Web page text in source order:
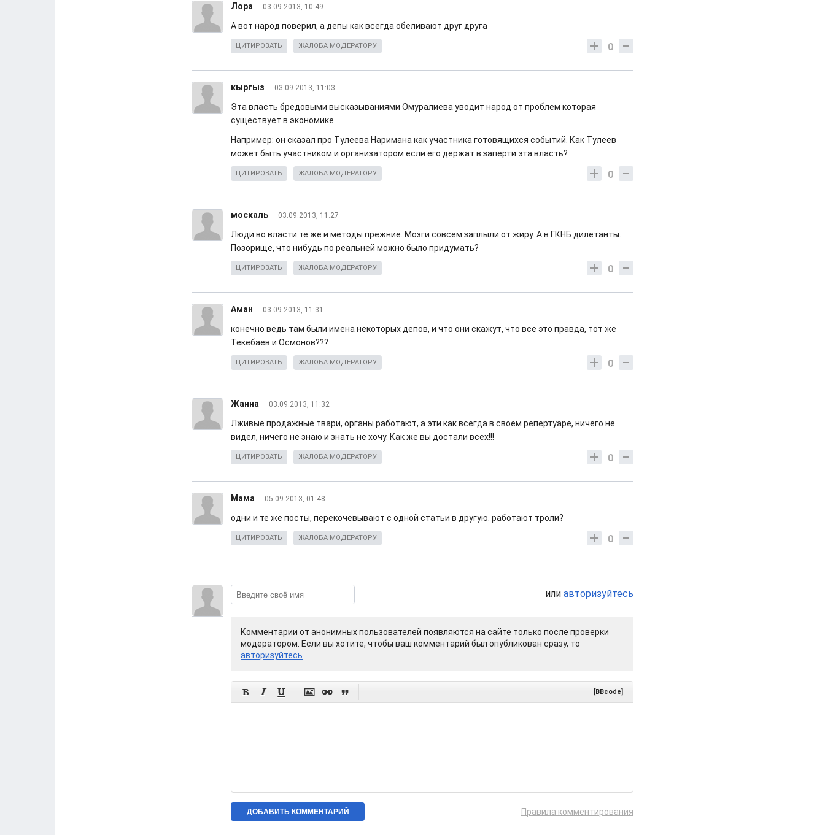
Лора 03.09.2013, 10:49
А вот народ поверил, а депы как всегда обеливают друг друга
0
ЦИТИРОВАТЬ ЖАЛОБА МОДЕРАТОРУ
кыргыз 03.09.2013, 11:03
Эта власть бредовыми высказываниями Омуралиева уводит народ от проблем которая
существует в экономике.
Например: он сказал про Тулеева Наримана как участника готовящихся событий. Как Тулеев
может быть участником и организатором если его держат в заперти эта власть?
0
ЦИТИРОВАТЬ ЖАЛОБА МОДЕРАТОРУ
москаль 03.09.2013, 11:27
Люди во власти те же и методы прежние. Мозги совсем заплыли от жиру. А в ГКНБ дилетанты.
Позорище, что нибудь по реальней можно было придумать?
0
ЦИТИРОВАТЬ ЖАЛОБА МОДЕРАТОРУ
Аман 03.09.2013, 11:31
конечно ведь там были имена некоторых депов, и что они скажут, что все это правда, тот же
Текебаев и Осмонов???
0
ЦИТИРОВАТЬ ЖАЛОБА МОДЕРАТОРУ
Жанна 03.09.2013, 11:32
Лживые продажные твари, органы работают, а эти как всегда в своем репертуаре, ничего не
видел, ничего не знаю и знать не хочу. Как же вы достали всех!!!
0
ЦИТИРОВАТЬ ЖАЛОБА МОДЕРАТОРУ
Мама 05.09.2013, 01:48
одни и те же посты, перекочевывают с одной статьи в другую. работают троли?
0
ЦИТИРОВАТЬ ЖАЛОБА МОДЕРАТОРУ
или авторизуйтесь
Комментарии от анонимных пользователей появляются на сайте только после проверки
модератором. Если вы хотите, чтобы ваш комментарий был опубликован сразу, то
авторизуйтесь
      [BBcode]
Правила комментирования